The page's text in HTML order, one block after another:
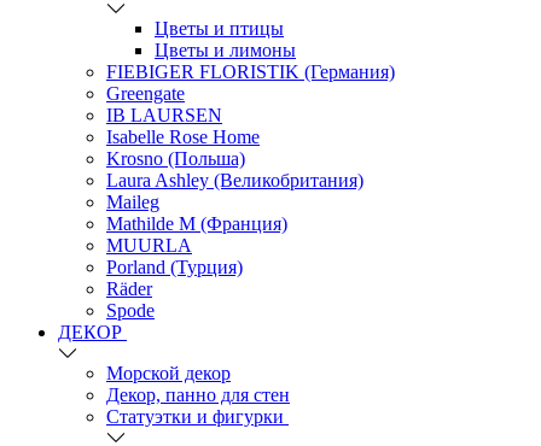
Цветы и птицы
Цветы и лимоны
FIEBIGER FLORISTIK (Германия)
Greengate
IB LAURSEN
Isabelle Rose Home
Krosno (Польша)
Laura Ashley (Великобритания)
Maileg
Mathilde M (Франция)
MUURLA
Porland (Турция)
Räder
Spode
ДЕКОР
Морской декор
Декор, панно для стен
Статуэтки и фигурки